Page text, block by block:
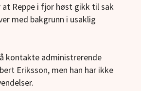
Reppe i fjor høst gikk til sak
med bakgrunn i usaklig
kontakte administrerende
Eriksson, men han har ikke